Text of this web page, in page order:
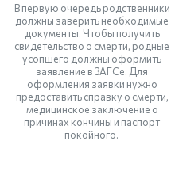
В первую очередь родственники
должны заверить необходимые
документы. Чтобы получить
свидетельство о смерти, родные
усопшего должны оформить
заявление в ЗАГСе. Для
оформления заявки нужно
предоставить справку о смерти,
медицинское заключение о
причинах кончины и паспорт
покойного.